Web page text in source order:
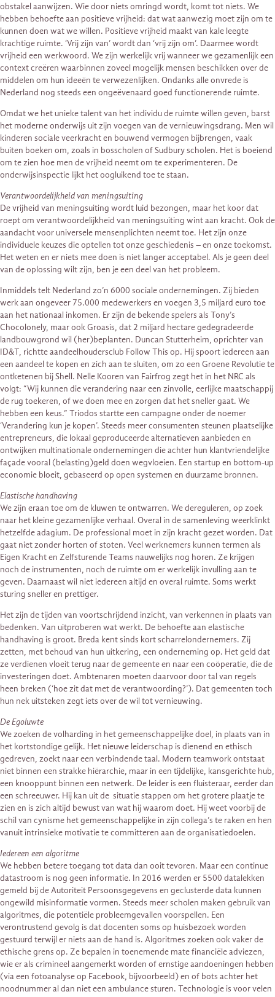
obstakel aanwijzen. Wie door niets omringd wordt, komt tot niets. We
hebben behoefte aan positieve vrijheid: dat wat aanwezig moet zijn om te
kunnen doen wat we willen. Positieve vrijheid maakt van kale leegte
krachtige ruimte. ‘Vrij zijn van’ wordt dan ‘vrij zijn om’. Daarmee wordt
vrijheid een werkwoord. We zijn werkelijk vrij wanneer we gezamenlijk een
context creëren waarbinnen zoveel mogelijk mensen beschikken over de
middelen om hun ideeën te verwezenlijken. Ondanks alle onvrede is
Nederland nog steeds een ongeëvenaard goed functionerende ruimte.
Omdat we het unieke talent van het individu de ruimte willen geven, barst
het moderne onderwijs uit zijn voegen van de vernieuwingsdrang. Men wil
kinderen sociale veerkracht en bouwend vermogen bijbrengen, vaak
buiten boeken om, zoals in bosscholen of Sudbury scholen. Het is boeiend
om te zien hoe men de vrijheid neemt om te experimenteren. De
onderwijsinspectie lijkt het oogluikend toe te staan.
Verantwoordelijkheid van meningsuiting
De vrijheid van meningsuiting wordt luid bezongen, maar het koor dat
roept om verantwoordelijkheid van meningsuiting wint aan kracht. Ook de
aandacht voor universele mensenplichten neemt toe. Het zijn onze
individuele keuzes die optellen tot onze geschiedenis – en onze toekomst.
Het weten en er niets mee doen is niet langer acceptabel. Als je geen deel
van de oplossing wilt zijn, ben je een deel van het probleem.
Inmiddels telt Nederland zo’n 6000 sociale ondernemingen. Zij bieden
werk aan ongeveer 75.000 medewerkers en voegen 3,5 miljard euro toe
aan het nationaal inkomen. Er zijn de bekende spelers als Tony’s
Chocolonely, maar ook Groasis, dat 2 miljard hectare gedegradeerde
landbouwgrond wil (her)beplanten. Duncan Stutterheim, oprichter van
ID&T, richtte aandeelhoudersclub Follow This op. Hij spoort iedereen aan
een aandeel te kopen en zich aan te sluiten, om zo een Groene Revolutie te
ontketenen bij Shell. Nelle Kooren van Fairfrog zegt het in het NRC als
volgt: “Wij kunnen die verandering naar een zinvolle, eerlijke maatschappij
de rug toekeren, of we doen mee en zorgen dat het sneller gaat. We
hebben een keus.” Triodos startte een campagne onder de noemer
‘Verandering kun je kopen’. Steeds meer consumenten steunen plaatselijke
entrepreneurs, die lokaal geproduceerde alternatieven aanbieden en
ontwijken multinationale ondernemingen die achter hun klantvriendelijke
façade vooral (belasting)geld doen wegvloeien. Een startup en bottom-up
economie bloeit, gebaseerd op open systemen en duurzame bronnen.
Elastische handhaving
We zijn eraan toe om de kluwen te ontwarren. We dereguleren, op zoek
naar het kleine gezamenlijke verhaal. Overal in de samenleving weerklinkt
hetzelfde adagium. De professional moet in zijn kracht gezet worden. Dat
gaat niet zonder horten of stoten. Veel werknemers kunnen termen als
Eigen Kracht en Zelfsturende Teams nauwelijks nog horen. Ze krijgen
noch de instrumenten, noch de ruimte om er werkelijk invulling aan te
geven. Daarnaast wil niet iedereen altijd en overal ruimte. Soms werkt
sturing sneller en prettiger.
Het zijn de tijden van voortschrijdend inzicht, van verkennen in plaats van
bedenken. Van uitproberen wat werkt. De behoefte aan elastische
handhaving is groot. Breda kent sinds kort scharrelondernemers. Zij
zetten, met behoud van hun uitkering, een onderneming op. Het geld dat
ze verdienen vloeit terug naar de gemeente en naar een coöperatie, die de
investeringen doet. Ambtenaren moeten daarvoor door tal van regels
heen breken (‘hoe zit dat met de verantwoording?’). Dat gemeenten toch
hun nek uitsteken zegt iets over de wil tot vernieuwing.
De Egoluwte
We zoeken de volharding in het gemeenschappelijke doel, in plaats van in
het kortstondige gelijk. Het nieuwe leiderschap is dienend en ethisch
gedreven, zoekt naar een verbindende taal. Modern teamwork ontstaat
niet binnen een strakke hiërarchie, maar in een tijdelijke, kansgerichte hub,
een knooppunt binnen een netwerk. De leider is een fluisteraar, eerder dan
een schreeuwer. Hij kan uit de situatie stappen om het grotere plaatje te
zien en is zich altijd bewust van wat hij waarom doet. Hij weet voorbij de
schil van cynisme het gemeenschappelijke in zijn collega’s te raken en hen
vanuit intrinsieke motivatie te committeren aan de organisatiedoelen.
Iedereen een algoritme
We hebben betere toegang tot data dan ooit tevoren. Maar een continue
datastroom is nog geen informatie. In 2016 werden er 5500 datalekken
gemeld bij de Autoriteit Persoonsgegevens en geclusterde data kunnen
ongewild misinformatie vormen. Steeds meer scholen maken gebruik van
algoritmes, die potentiële probleemgevallen voorspellen. Een
verontrustend gevolg is dat docenten soms op huisbezoek worden
gestuurd terwijl er niets aan de hand is. Algoritmes zoeken ook vaker de
ethische grens op. Ze bepalen in toenemende mate financiële adviezen,
wie er als crimineel aangemerkt worden of ernstige aandoeningen hebben
(via een fotoanalyse op Facebook, bijvoorbeeld) en of bots achter het
noodnummer al dan niet een ambulance sturen. Technologie is voor velen